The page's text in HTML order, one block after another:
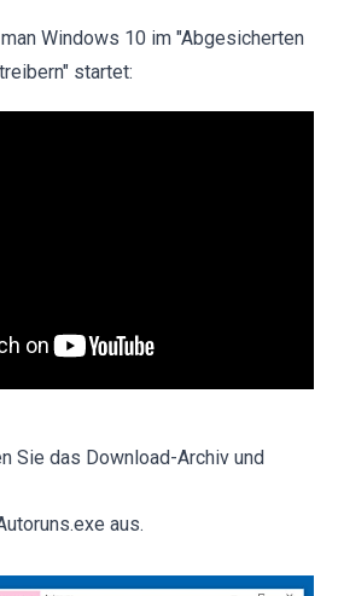
Windows 10 im "Abgesicherten
startet:
Sie das Download-Archiv und
aus.